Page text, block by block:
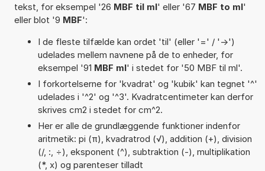
tekst, for eksempel '26 MBF til ml' eller '67 MBF to ml'
eller blot '9 MBF':
I de fleste tilfælde kan ordet 'til' (eller '=' / '->')
udelades mellem navnene på de to enheder, for
eksempel '91 MBF ml' i stedet for '50 MBF til ml'.
I forkortelserne for 'kvadrat' og 'kubik' kan tegnet '^'
udelades i '^2' og '^3'. Kvadratcentimeter kan derfor
skrives cm2 i stedet for cm^2.
Her er alle de grundlæggende funktioner indenfor
aritmetik: pi (π), kvadratrod (√), addition (+), division
(/, :, ÷), eksponent (^), subtraktion (-), multiplikation
(*, x) og parenteser tilladt